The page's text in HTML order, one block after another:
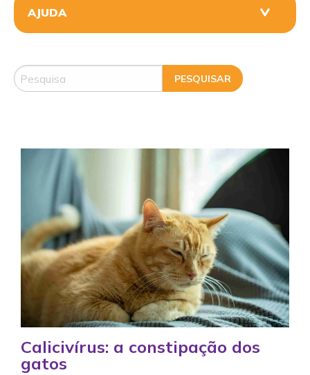
Calicivírus: a constipação dos
gatos